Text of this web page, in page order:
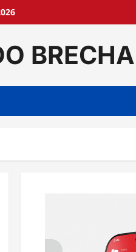
BRECHA